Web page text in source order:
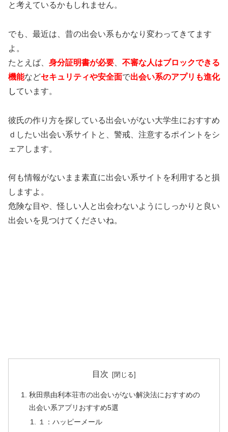
と考えているかもしれません。
でも、最近は、昔の出会い系もかなり変わってきてます
よ。
たとえば、 身分証明書が必要
不審な人はブロックできる
機能などセキュリティや安全面で出会い系のアプリも進化
しています。
彼氏の作り方を探している出会いがない大学生におすすめ
ｄしたい出会い系サイトと、警戒、注意するポイントをシ
ェアします。
何も情報がないまま素直に出会い系サイトを利用すると損
しますよ。
危険な目や、怪しい人と出会わないようにしっかりと良い
出会いを見つけてくださいね。
目次
秋田県由利本荘市の出会いがない解決法におすすめの
出会い系アプリおすすめ5選
１：ハッピーメール